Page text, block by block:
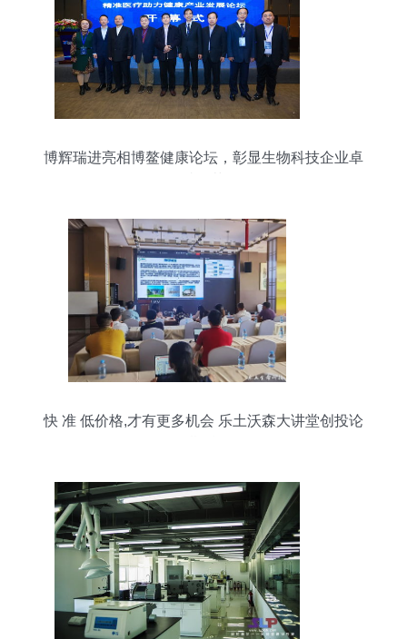
博辉瑞进亮相博鳌健康论坛，彰显生物科技企业卓
快 准 低价格,才有更多机会 乐土沃森大讲堂创投论